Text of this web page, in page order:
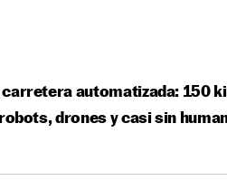
automatizada: 150
drones y casi sin